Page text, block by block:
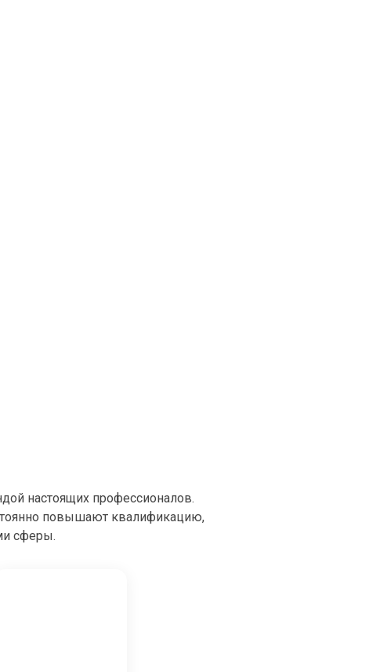
настоящих профессионалов.
повышают квалификацию,
сферы.